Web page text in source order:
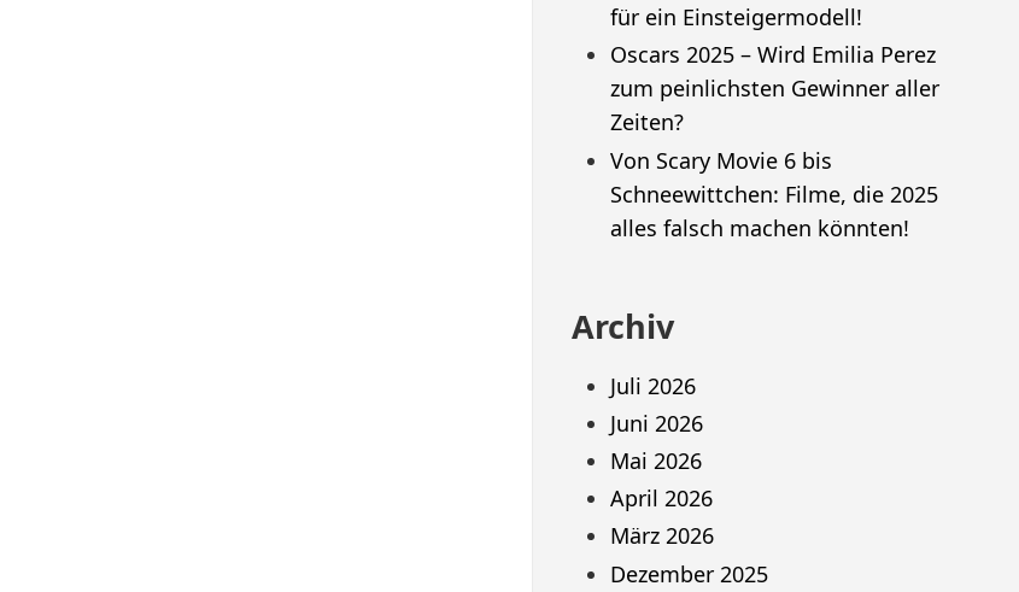
für ein Einsteigermodell!
Oscars 2025 – Wird Emilia Perez
zum peinlichsten Gewinner aller
Zeiten?
Von Scary Movie 6 bis
Schneewittchen: Filme, die 2025
alles falsch machen könnten!
Archiv
Juli 2026
Juni 2026
Mai 2026
April 2026
März 2026
Dezember 2025